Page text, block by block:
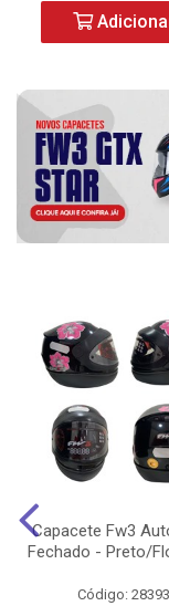
Capacete Fw3
Fechado - Preto/
Código: 28393